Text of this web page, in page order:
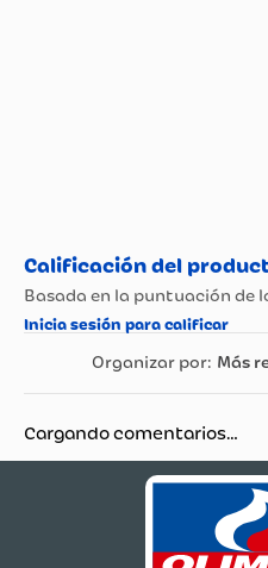
Más
Cargando comentarios…